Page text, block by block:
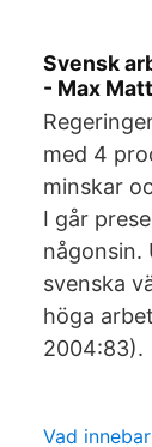
Svensk
- Max
med 4
minskar
I går
någonsin.
svenska
höga
2004:83).
Vad